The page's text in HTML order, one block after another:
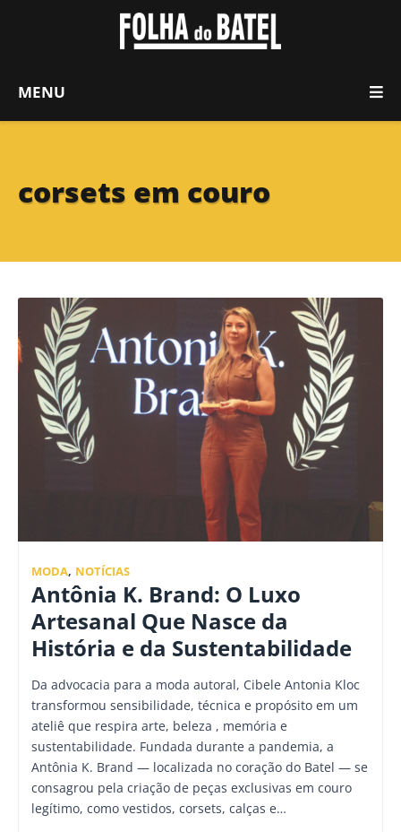
MENU
corsets em couro
MODA, NOTÍCIAS
Antônia K. Brand: O Luxo
Artesanal Que Nasce da
História e da Sustentabilidade
Da advocacia para a moda autoral, Cibele Antonia Kloc
transformou sensibilidade, técnica e propósito em um
ateliê que respira arte, beleza , memória e
sustentabilidade. Fundada durante a pandemia, a
Antônia K. Brand — localizada no coração do Batel — se
consagrou pela criação de peças exclusivas em couro
legítimo, como vestidos, corsets, calças e…